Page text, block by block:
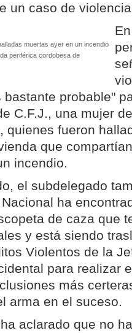
un caso de
muertas ayer en un incendio
periférica cordobesa de
bastante probable"
C.F.J., una mujer
quienes fueron
que
incendio.
el subdelegado
ha
de caza que
y está siendo
Violentos de la
para realizar
más
arma en el suceso.
aclarado que no